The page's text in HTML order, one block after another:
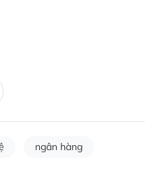
ngân hàng